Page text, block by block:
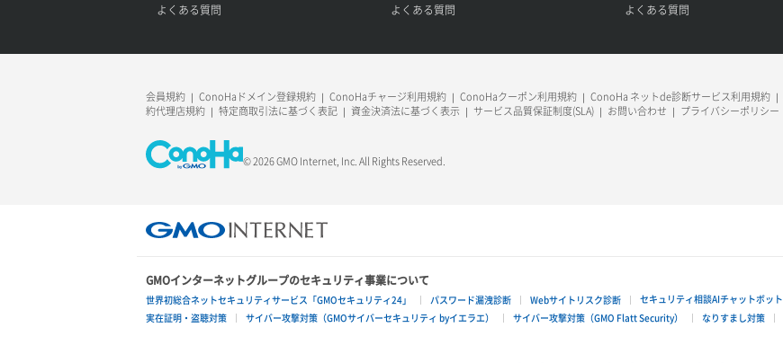
よくある質問
よくある質問
よくある質問
会員規約 ConoHaドメイン登録規約 ConoHaチャージ利用規約 ConoHaクーポン利用規約 ConoHa ネットde診断サービス利用規約
約代理店規約
特定商取引法に基づく表記 資金決済法に基づく表示 サービス品質保証制度(SLA) お問い合わせ プライバシーポリシー
© 2026 GMO Internet, Inc. All Rights Reserved.
GMOインターネットグループのセキュリティ事業について
世界初総合ネットセキュリティサービス「GMOセキュリティ24」 パスワード漏洩診断 Webサイトリスク診断
セキュリティ相談AIチャットボット
実在証明・盗聴対策
サイバー攻撃対策（GMOサイバーセキュリティ byイエラエ） サイバー攻撃対策（GMO Flatt Security） なりすまし対策